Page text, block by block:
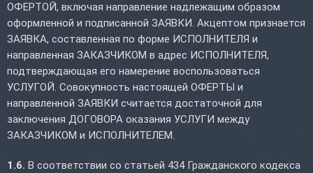
ОФЕРТОЙ, включая направление надлежащим образом
оформленной и подписанной ЗАЯВКИ. Акцептом признается
ЗАЯВКА, составленная по форме ИСПОЛНИТЕЛЯ и
направленная ЗАКАЗЧИКОМ в адрес ИСПОЛНИТЕЛЯ,
подтверждающая его намерение воспользоваться
УСЛУГОЙ. Совокупность настоящей ОФЕРТЫ и
направленной ЗАЯВКИ считается достаточной для
заключения ДОГОВОРА оказания УСЛУГИ между
ЗАКАЗЧИКОМ и ИСПОЛНИТЕЛЕМ.
1.6. В соответствии со статьей 434 Гражданского кодекса